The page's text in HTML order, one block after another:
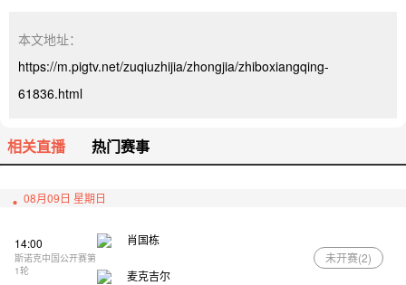
本文地址：
https://m.pigtv.net/zuqiuzhijia/zhongjia/zhiboxiangqing-
61836.html
相关直播 热门赛事
08月09日 星期日
14:00
斯诺克中国公开赛第
1轮
肖国栋
麦克吉尔
未开赛(2)